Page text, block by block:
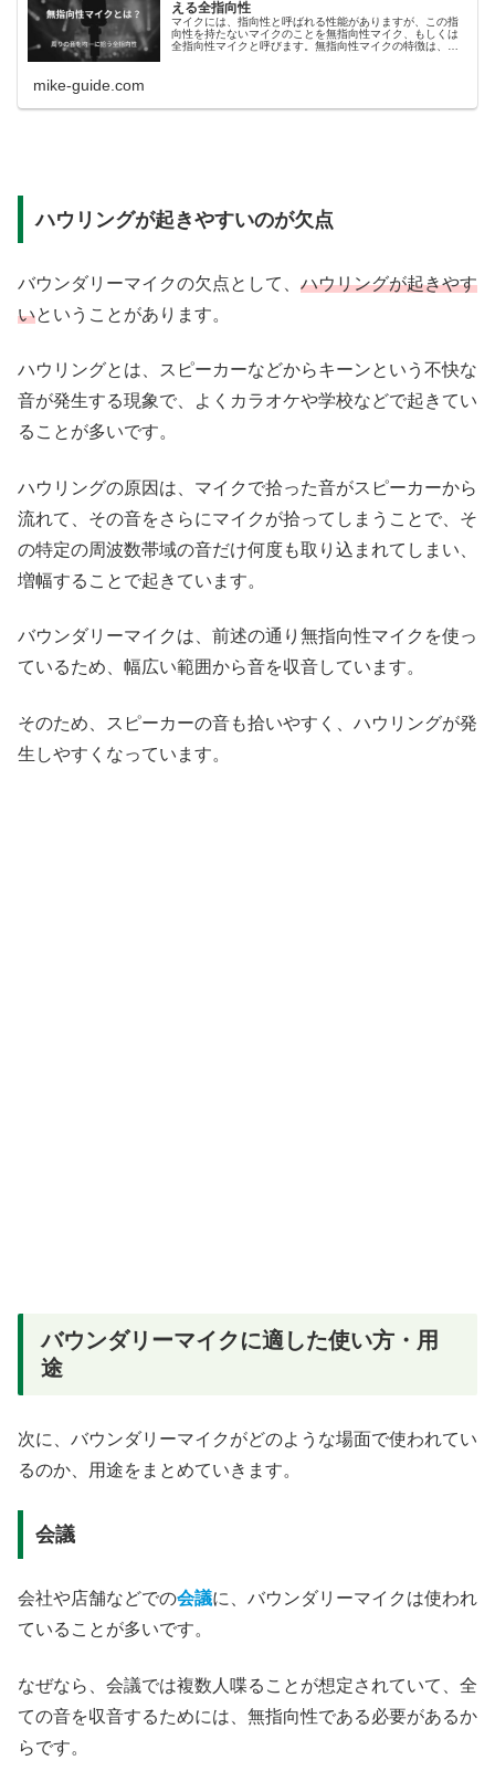
える全指向性
マイクには、指向性と呼ばれる性能がありますが、この指
向性を持たないマイクのことを無指向性マイク、もしくは
全指向性マイクと呼びます。無指向性マイクの特徴は、マ
mike-guide.com
ハウリングが起きやすいのが欠点
バウンダリーマイクの欠点として、 ハウリングが起きやす
いということがあります。
ハウリングとは、スピーカーなどからキーンという不快な
音が発生する現象で、よくカラオケや学校などで起きてい
ることが多いです。
ハウリングの原因は、マイクで拾った音がスピーカーから
流れて、その音をさらにマイクが拾ってしまうことで、そ
の特定の周波数帯域の音だけ何度も取り込まれてしまい、
増幅することで起きています。
バウンダリーマイクは、前述の通り無指向性マイクを使っ
ているため、幅広い範囲から音を収音しています。
そのため、スピーカーの音も拾いやすく、ハウリングが発
生しやすくなっています。
バウンダリーマイクに適した使い方・用
途
次に、バウンダリーマイクがどのような場面で使われてい
るのか、用途をまとめていきます。
会議
会社や店舗などでの会議に、バウンダリーマイクは使われ
ていることが多いです。
なぜなら、会議では複数人喋ることが想定されていて、全
ての音を収音するためには、無指向性である必要があるか
らです。